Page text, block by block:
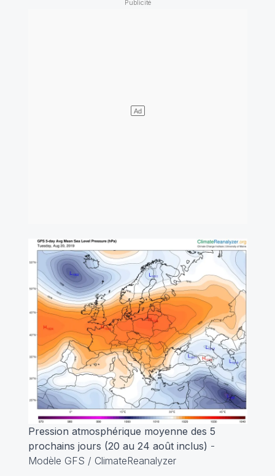
Pression atmosphérique moyenne des 5
prochains jours (20 au 24 août inclus) -
Modèle GFS / ClimateReanalyzer